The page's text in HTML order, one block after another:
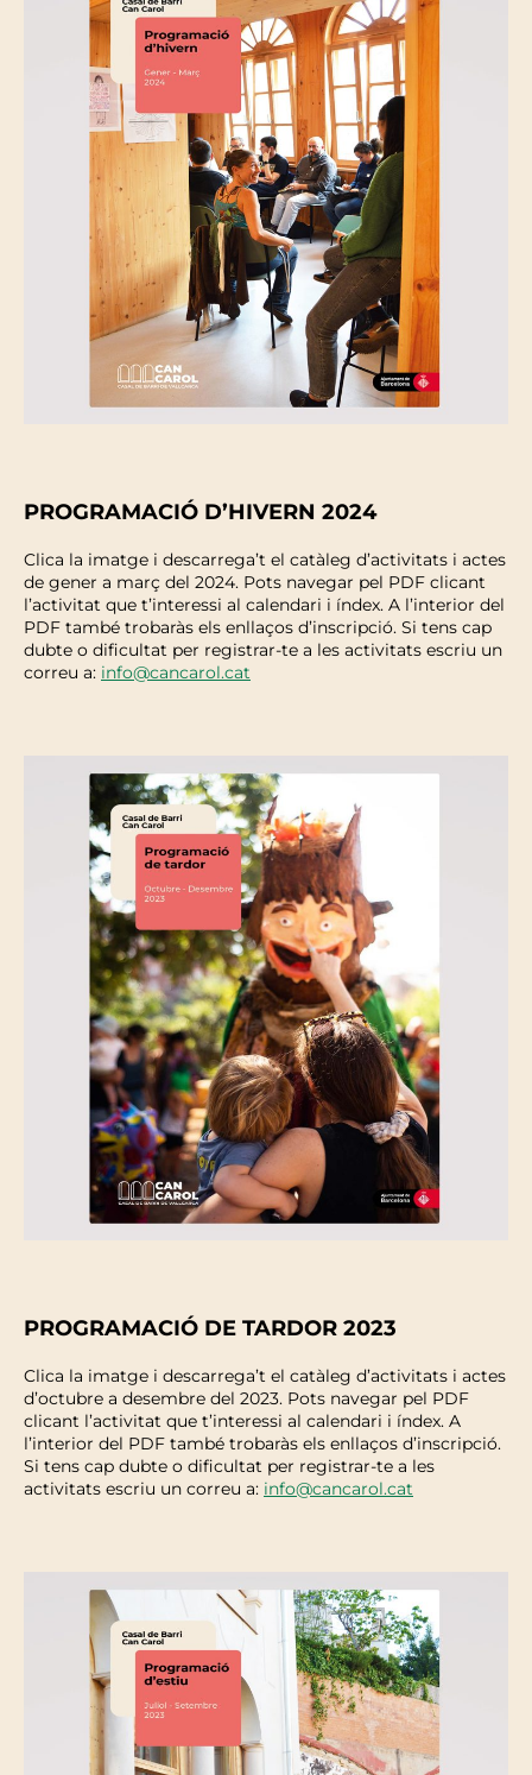
PROGRAMACIÓ D’HIVERN 2024
Clica la imatge i descarrega’t el catàleg d’activitats i actes
de gener a març del 2024. Pots navegar pel PDF clicant
l’activitat que t’interessi al calendari i índex. A l’interior del
PDF també trobaràs els enllaços d’inscripció. Si tens cap
dubte o dificultat per registrar-te a les activitats escriu un
correu a: info@cancarol.cat
PROGRAMACIÓ DE TARDOR 2023
Clica la imatge i descarrega’t el catàleg d’activitats i actes
d’octubre a desembre del 2023. Pots navegar pel PDF
clicant l’activitat que t’interessi al calendari i índex. A
l’interior del PDF també trobaràs els enllaços d’inscripció.
Si tens cap dubte o dificultat per registrar-te a les
activitats escriu un correu a: info@cancarol.cat